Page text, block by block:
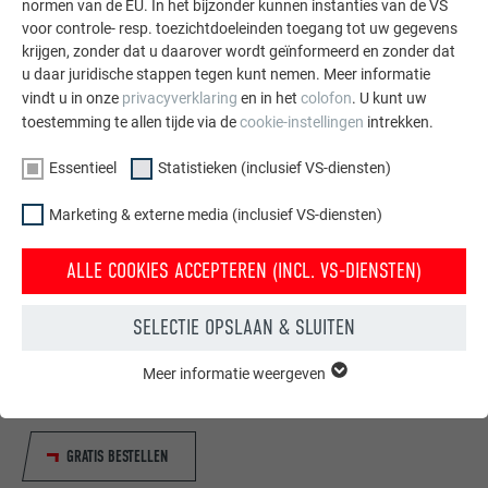
Gratis brochures bestellen
Daken, gevels, zonnepanelen, dakafvoersystemen &
aluminium ziet uw huis er niet alleen goed uit, maar het is
GRATIS BESTELLEN
normen van de EU. In het bijzonder kunnen instanties van de VS
voor controle- resp. toezichtdoeleinden toegang tot uw gegevens
krijgen, zonder dat u daarover wordt geïnformeerd en zonder dat
u daar juridische stappen tegen kunt nemen. Meer informatie
vindt u in onze privacyverklaring en in het colofon. U kunt uw
toestemming te allen tijde via decookie-instellingen intrekken.
Essentieel Statistieken (inclusief VS-diensten)
Marketing & externe media (inclusief VS-diensten)
ALLE COOKIES ACCEPTEREN (INCL. VS-DIENSTEN)
SELECTIE OPSLAAN & SLUITEN
onberispelijk werkt.
Meer informatie weergeven